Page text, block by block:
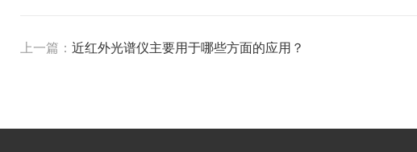
上一篇： 近红外光谱仪主要用于哪些方面的应用？